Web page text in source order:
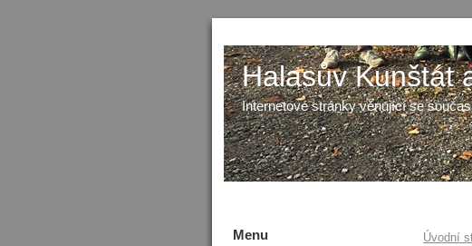
Halasův Kunštát
Internetové stránky věnující se
Úvodní
Menu